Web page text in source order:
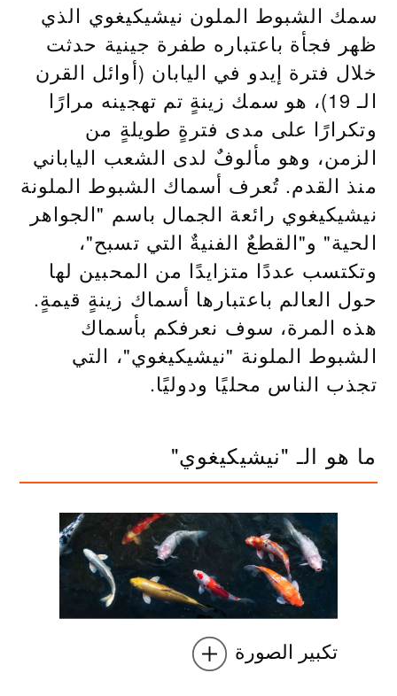
سمك الشبوط الملون نيشيكيغوي الذي
ظهر فجأة باعتباره طفرة جينية حدثت
خلال فترة إيدو في اليابان (أوائل القرن
الـ 19)، هو سمك زينةٍ تم تهجينه مرارًا
وتكرارًا على مدى فترةٍ طويلةٍ من
الزمن، وهو مألوفٌ لدى الشعب الياباني
منذ القدم. تُعرف أسماك الشبوط الملونة
نيشيكيغوي رائعة الجمال باسم "الجواهر
الحية" و"القطعٌ الفنيةٌ التي تسبح"،
وتكتسب عددًا متزايدًا من المحبين لها
حول العالم باعتبارها أسماك زينةٍ قيمةٍ.
هذه المرة، سوف نعرفكم بأسماك
الشبوط الملونة "نيشيكيغوي"، التي
تجذب الناس محليًا ودوليًا.
ما هو الـ "نيشيكيغوي"
تكبير الصورة